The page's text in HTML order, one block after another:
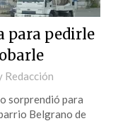
para pedirle
Redacción
sorprendió para
Belgrano de